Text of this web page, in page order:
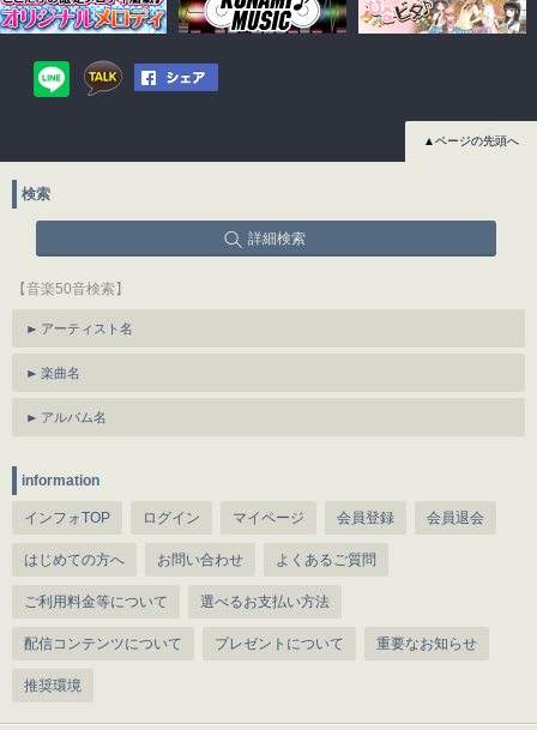
▲ページの先頭へ
検索
詳細検索
【音楽50音検索】
アーティスト名
楽曲名
アルバム名
information
インフォTOP ログイン マイページ 会員登録 会員退会
はじめての方へ お問い合わせ よくあるご質問
ご利用料金等について 選べるお支払い方法
配信コンテンツについて プレゼントについて 重要なお知らせ
推奨環境